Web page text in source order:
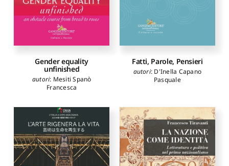
Gender equality
unfinished
autori: Mesiti Spanò
Francesca
Fatti, Parole, Pensieri
autori: D'Inella Capano
Pasquale